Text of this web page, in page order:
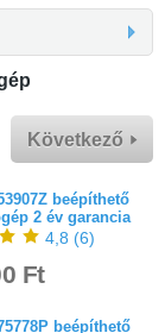
Következő
beépíthető
2 év garancia
4,8 (6)
Ft
beépíthető